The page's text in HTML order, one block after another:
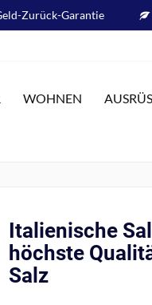
Zurück-Garantie
WOHNEN
Italienische
höchste
Salz